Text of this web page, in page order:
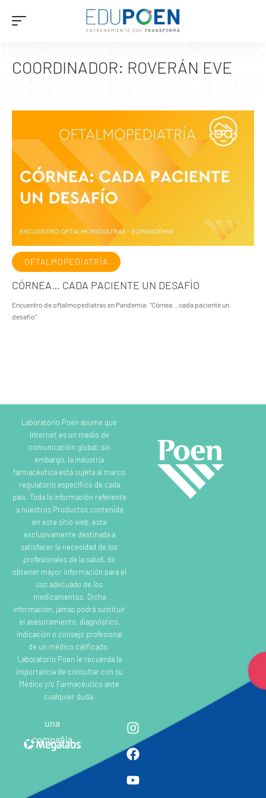
COORDINADOR: ROVERÁN EVE
OFTALMOPEDIATRÍA
CÓRNEA… CADA PACIENTE UN DESAFÍO
Encuentro de oftalmopediatras en Pandemia: "Córnea... cada paciente un
desafío"
Laboratorio Poen asume que
Internet es un medio de
comunicación global; sin
embargo, la industria
farmacéutica está sujeta al marco
regulatorio específico de cada
país. Toda la información referente
a nuestros Productos contenida
en este sitio web, esta
exclusivamente destinada a
satisfacer la necesidad de los
profesionales de la salud, de
obtener mayor información para el
uso adecuado de los
medicamentos. Dicha
información, jamás podrá sustituir
el asesoramiento, diagnóstico,
indicación o consejo profesional
de un médico calificado.
Laboratorio Poen le recuerda la
importancia de consultar con su
Médico y/o Farmacéutico ante
cualquier duda.
una
compañia